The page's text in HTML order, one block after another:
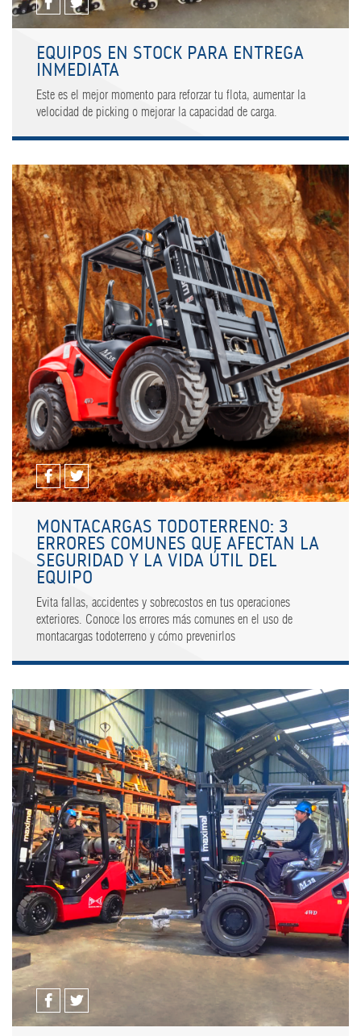
EQUIPOS EN STOCK PARA ENTREGA
INMEDIATA
Este es el mejor momento para reforzar tu flota, aumentar la
velocidad de picking o mejorar la capacidad de carga.
MONTACARGAS TODOTERRENO: 3
ERRORES COMUNES QUE AFECTAN LA
SEGURIDAD Y LA VIDA ÚTIL DEL
EQUIPO
Evita fallas, accidentes y sobrecostos en tus operaciones
exteriores. Conoce los errores más comunes en el uso de
montacargas todoterreno y cómo prevenirlos